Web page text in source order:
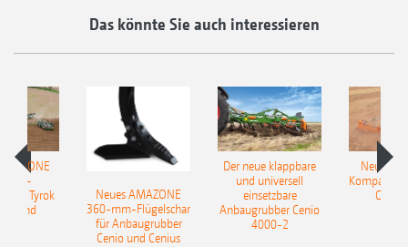
Das könnte Sie auch interessieren
Tyrok
Neues AMAZONE
360-mm-Flügelschar
für Anbaugrubber
Cenio und Cenius
Der neue klappbare
und universell
einsetzbare
Anbaugrubber Cenio
4000-2
Neue